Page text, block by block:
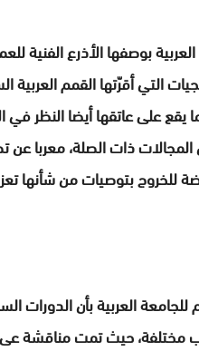
بوصفها الأذرع
التي أقرّتها القمم
على عاتقها أيضا النظر في
المجالات ذات الصلة، معربا
للخروج بتوصيات من شأنها
للجامعة العربية بأن
مختلفة، حيث تمت مناقشة عى